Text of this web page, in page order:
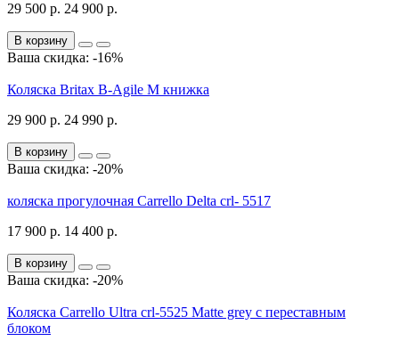
29 500 р. 24 900 р.
В корзину
Ваша скидка: -16%
Коляска Britax B-Agile M книжка
29 900 р. 24 990 р.
В корзину
Ваша скидка: -20%
коляска прогулочная Carrello Delta crl- 5517
17 900 р. 14 400 р.
В корзину
Ваша скидка: -20%
Коляска Carrello Ultra crl-5525 Matte grey с переставным
блоком